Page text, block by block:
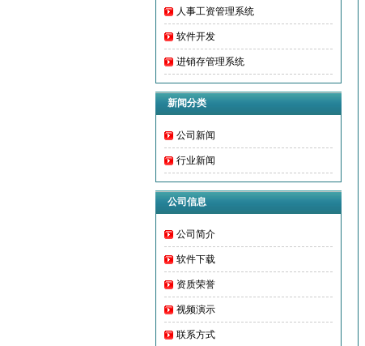
人事工资管理系统
软件开发
进销存管理系统
新闻分类
公司新闻
行业新闻
公司信息
公司简介
软件下载
资质荣誉
视频演示
联系方式